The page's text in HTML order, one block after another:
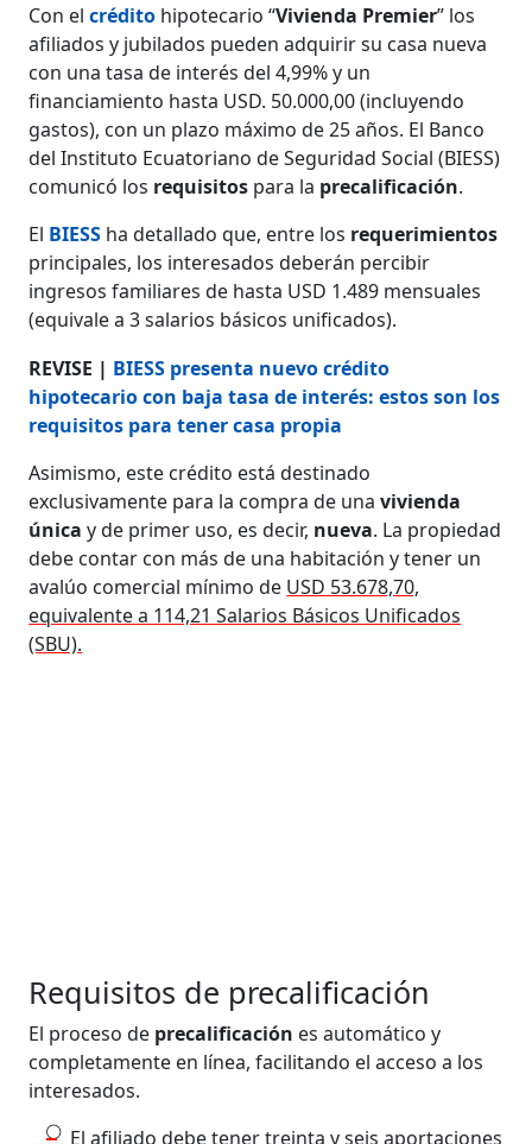
Con elcrédito hipotecario “Vivienda Premier” los
afiliados y jubilados pueden adquirir su casa nueva
con una tasa de interés del 4,99% y un
financiamiento hasta USD. 50.000,00 (incluyendo
gastos), con un plazo máximo de 25 años. El Banco
del Instituto Ecuatoriano de Seguridad Social (BIESS)
comunicó los requisitos para la precalificación.
El BIESS ha detallado que, entre los requerimientos
principales, los interesados deberán percibir
ingresos familiares de hasta USD 1.489 mensuales
(equivale a 3 salarios básicos unificados).
REVISE | BIESS presenta nuevo crédito
hipotecario con baja tasa de interés: estos son los
requisitos para tener casa propia
Asimismo, este crédito está destinado
exclusivamente para la compra de unavivienda
única y de primer uso, es decir, nueva. La propiedad
debe contar con más de una habitación y tener un
avalúo comercial mínimo de USD 53.678,70,
equivalente a 114,21 Salarios Básicos Unificados
(SBU).
Requisitos de precalificación
El proceso de precalificación es automático y
completamente en línea, facilitando el acceso a los
interesados.
El afiliado debe tener treinta y seis aportaciones